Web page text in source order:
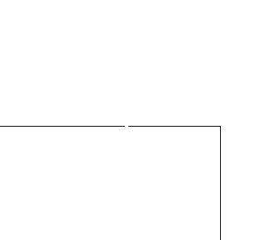
consapevoli per